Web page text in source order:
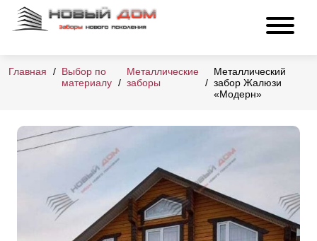
Главная
Выбор по
материалу
Металлические
заборы
Металлический
забор Жалюзи
«Модерн»